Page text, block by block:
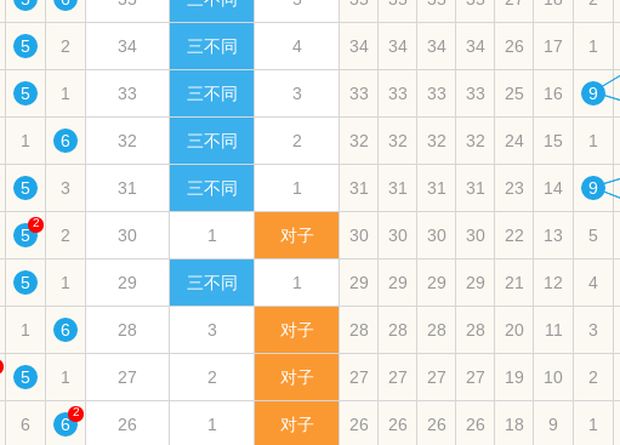
5 2 34 三不同 4 34 34 34 34 26 17 1
5 1 33 三不同 3 33 33 33 33 25 16 9
1 6 32 三不同 2 32 32 32 32 24 15 1
5 3 31 三不同 1 31 31 31 31 23 14 9
5
2
2 30 1 对子 30 30 30 30 22 13 5
5 1 29 三不同 1 29 29 29 29 21 12 4
1 6 28 3 对子 28 28 28 28 20 11 3
5 1 27 2 对子 27 27 27 27 19 10 2
6 6
2
26 1 对子 26 26 26 26 18 9 1